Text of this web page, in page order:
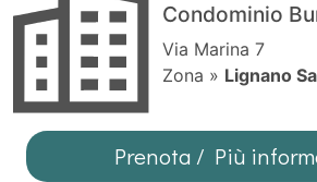
Condominio
Via Marina 7
Zona » Lignano
Prenota / Più